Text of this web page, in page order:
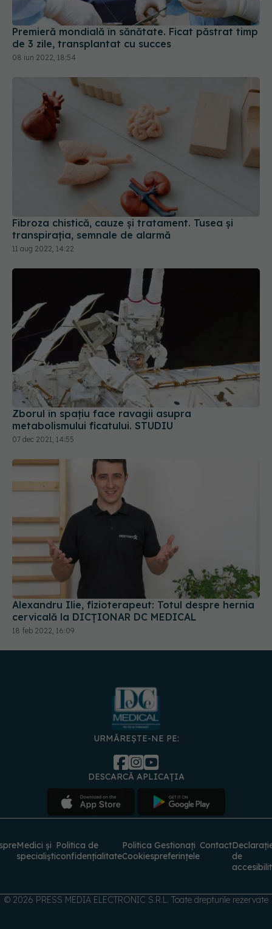
08 iun 2022, 18:54
Fibroza chistică, cauze și tratament. Tusea și
transpirația, semnale de alarmă
Zborul în spațiu face ravagii asupra
metabolismului ficatului. STUDIU
07 dec 2021, 14:55
Alexandru Ilie, fizioterapeut: Totul despre hernia
cervicală la DICȚIONAR DC MEDICAL
18 feb 2022, 16:09
URMĂREȘTE-NE PE:
DESCARCĂ APLICAȚIA
Politica de
confidențialitate
Cookies
Gestionați
preferințele
© 2026 PRESS MEDIA ELECTRONIC S.R.L. Toate drepturile rezervate